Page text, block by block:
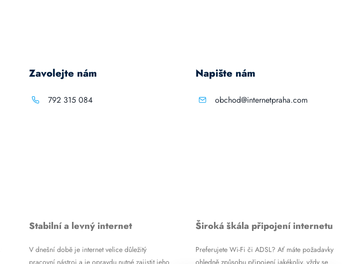
Zavolejte nám
792 315 084
Napište nám
obchod@internetpraha.com
Stabilní a levný internet
V dnešní době je internet velice důležitý
pracovní nástroj a je opravdu nutné zajistit jeho
Široká škála připojení internetu
Preferujete Wi-Fi či ADSL? Ať máte požadavky
ohledně způsobu připojení jakékoliv, vždy se